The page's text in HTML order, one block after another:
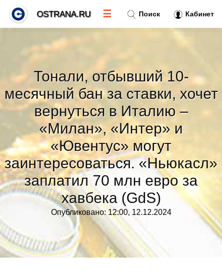
Тонали, отбывший 10-
месячный бан за ставки, хочет
вернуться в Италию –
«Милан», «Интер» и
«Ювентус» могут
заинтересоваться. «Ньюкасл»
заплатил 70 млн евро за
хавбека (GdS)
Опубликовано: 12:00, 12.12.2024
Поиск Кабинет
OSTRANA.RU ☰
Новости»
Тренды новостей»
Рубрики»
Правила »
Контакт»